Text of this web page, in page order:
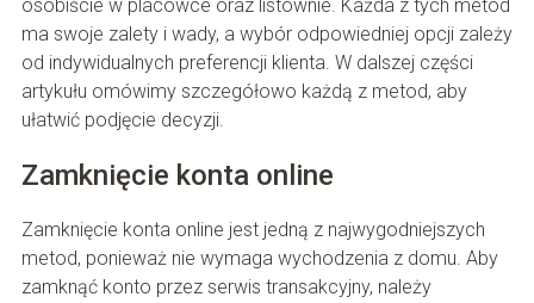
osobiście w placówce oraz listownie. Każda z tych metod
ma swoje zalety i wady, a wybór odpowiedniej opcji zależy
od indywidualnych preferencji klienta. W dalszej części
artykułu omówimy szczegółowo każdą z metod, aby
ułatwić podjęcie decyzji.
Zamknięcie konta online
Zamknięcie konta online jest jedną z najwygodniejszych
metod, ponieważ nie wymaga wychodzenia z domu. Aby
zamknąć konto przez serwis transakcyjny, należy